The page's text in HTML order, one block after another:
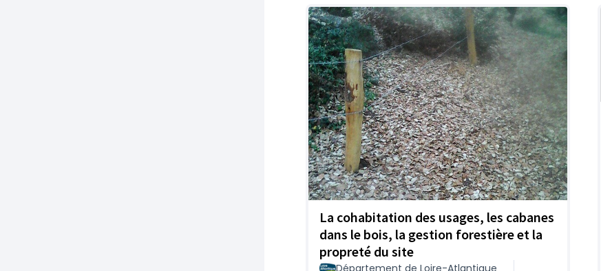
La cohabitation des usages, les cabanes
dans le bois, la gestion forestière et la
propreté du site